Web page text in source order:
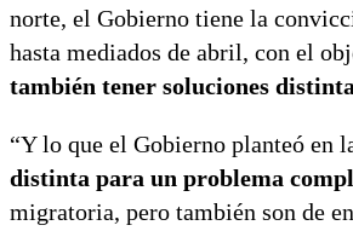
norte, el Gobierno tiene la
hasta mediados de abril, con el
también tener soluciones
“Y lo que el Gobierno planteó en
distinta para un problema
migratoria, pero también son de